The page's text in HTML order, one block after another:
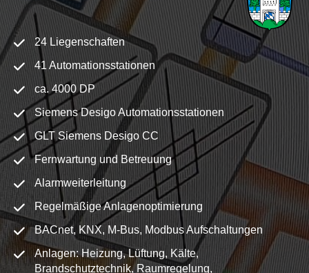
24 Liegenschaften
41 Automationsstationen
ca. 4000 DP
Siemens Desigo Automationsstationen
GLT Siemens Desigo CC
Fernwartung und Betreuung
Alarmweiterleitung
Regelmäßige Anlagenoptimierung
BACnet, KNX, M-Bus, Modbus Aufschaltungen
Anlagen: Heizung, Lüftung, Kälte,
Brandschutztechnik, Raumregelung,